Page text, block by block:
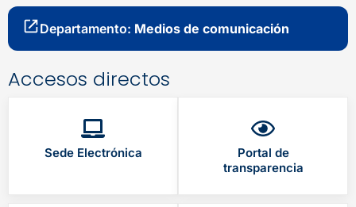
Departamento: Medios de comunicación
Accesos directos
Sede Electrónica
Portal de
transparencia